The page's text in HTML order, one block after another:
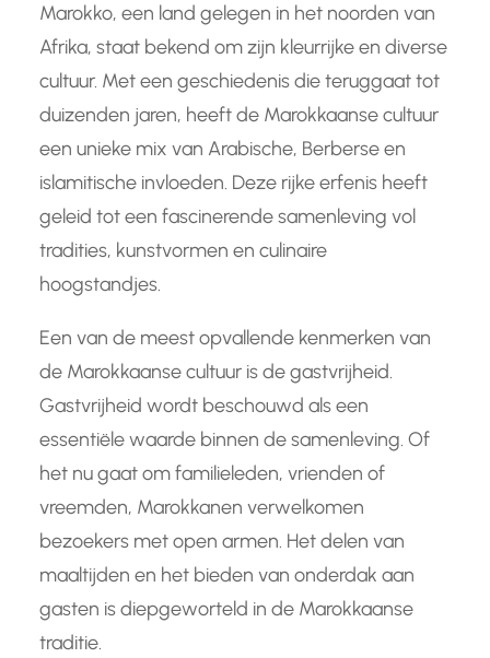
Marokko, een land gelegen in het noorden van
Afrika, staat bekend om zijn kleurrijke en diverse
cultuur. Met een geschiedenis die teruggaat tot
duizenden jaren, heeft de Marokkaanse cultuur
een unieke mix van Arabische, Berberse en
islamitische invloeden. Deze rijke erfenis heeft
geleid tot een fascinerende samenleving vol
tradities, kunstvormen en culinaire
hoogstandjes.
Een van de meest opvallende kenmerken van
de Marokkaanse cultuur is de gastvrijheid.
Gastvrijheid wordt beschouwd als een
essentiële waarde binnen de samenleving. Of
het nu gaat om familieleden, vrienden of
vreemden, Marokkanen verwelkomen
bezoekers met open armen. Het delen van
maaltijden en het bieden van onderdak aan
gasten is diepgeworteld in de Marokkaanse
traditie.